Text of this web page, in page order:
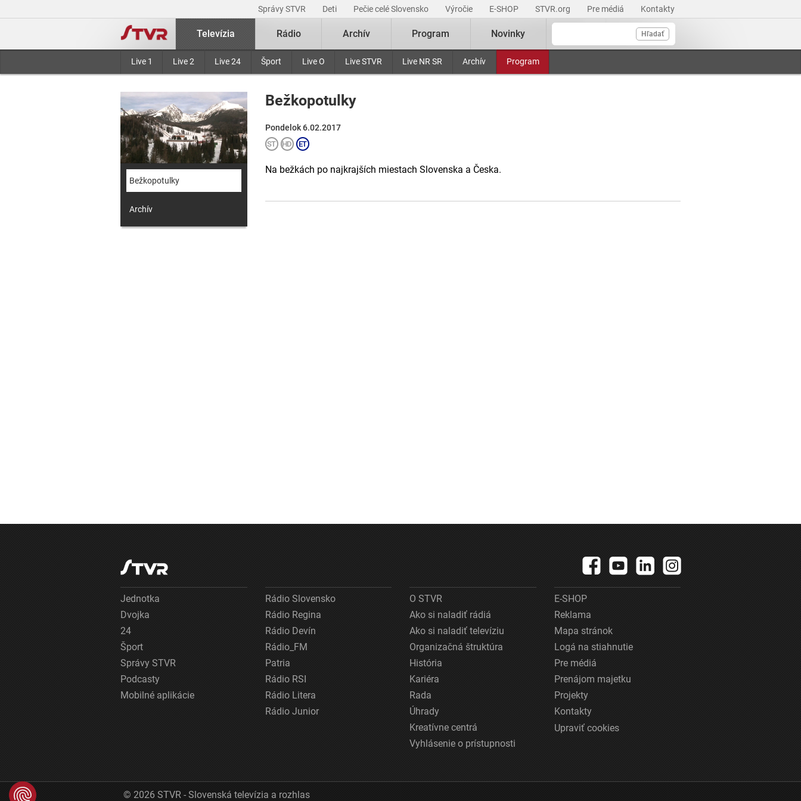
Správy STVR Deti Pečie celé Slovensko Výročie E-SHOP STVR.org Pre médiá Kontakty
Hľadať
Televízia
Live 1 Live 2 Live 24 Šport Live O Live STVR Live NR SR Archív Program
Rádio Archív Program Novinky
Bežkopotulky
Archív
Bežkopotulky
Pondelok 6.02.2017
Na bežkách po najkrajších miestach Slovenska a Česka.
Jednotka
Dvojka
24
Šport
Správy STVR
Podcasty
Mobilné aplikácie
Rádio Slovensko
Rádio Regina
Rádio Devín
Rádio_FM
Patria
Rádio RSI
Rádio Litera
Rádio Junior
O STVR
Ako si naladiť rádiá
Ako si naladiť televíziu
Organizačná štruktúra
História
Kariéra
Rada
Úhrady
Kreatívne centrá
Vyhlásenie o prístupnosti
E-SHOP
Reklama
Mapa stránok
Logá na stiahnutie
Pre médiá
Prenájom majetku
Projekty
Kontakty
Upraviť cookies
© 2026 STVR - Slovenská televízia a rozhlas